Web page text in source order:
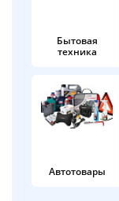
Бытовая
техника
Автотовары
недели